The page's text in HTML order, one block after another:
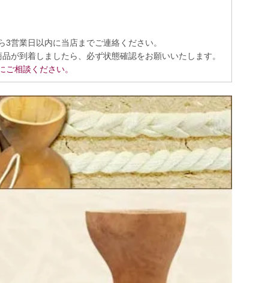
営業日以内に当店までご連絡ください。
が到着しましたら、必ず状態確認をお願いいたします。
相談ください。